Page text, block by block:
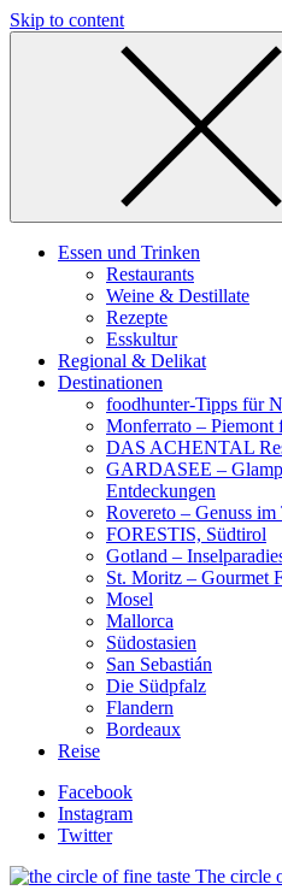
Skip to content
Essen und Trinken
Restaurants
Weine & Destillate
Rezepte
Esskultur
Regional & Delikat
Destinationen
foodhunter-Tipps für
Monferrato – Piemont
DAS ACHENTAL
GARDASEE –
Entdeckungen
Rovereto – Genuss im
FORESTIS, Südtirol
Gotland –
St. Moritz – Gourmet
Mosel
Mallorca
Südostasien
San Sebastián
Die Südpfalz
Flandern
Bordeaux
Reise
Facebook
Instagram
Twitter
The circle